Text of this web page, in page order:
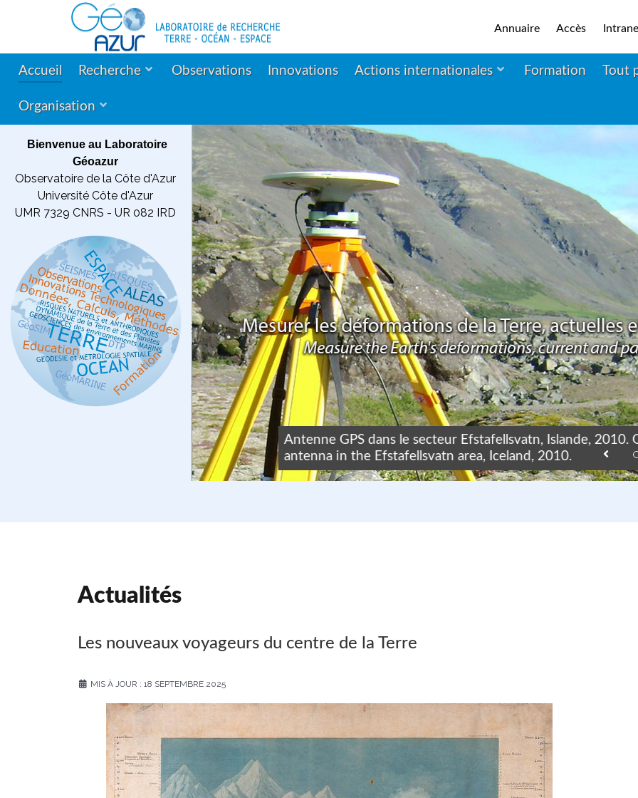
Annuaire Accès
Accueil Recherche Observations Innovations Actions internationales Formation Tout
Organisation
Bienvenue au Laboratoire
Géoazur
Observatoire de la Côte d'Azur
Université Côte d'Azur
UMR 7329 CNRS - UR 082 IRD
Antenne GPS dans le secteur Efstafellsvatn, Islande, 2010.
antenna in the Efstafellsvatn area, Iceland, 2010.
Actualités
Les nouveaux voyageurs du centre de la Terre
MIS À JOUR : 18 SEPTEMBRE 2025